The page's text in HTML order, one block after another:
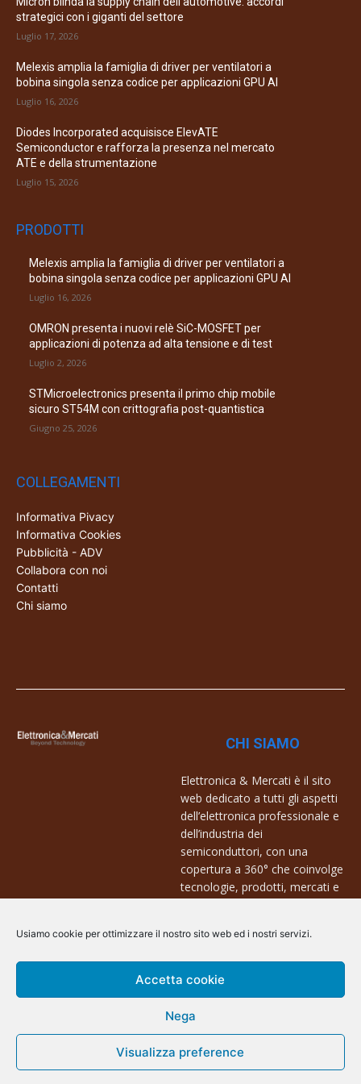
Usiamo cookie per ottimizzare il nostro sito web ed i nostri servizi.
Accetta cookie
Nega
Visualizza preference
strategici con i giganti del settore
Luglio 17, 2026
Melexis amplia la famiglia di driver per ventilatori a
bobina singola senza codice per applicazioni GPU AI
Luglio 16, 2026
Diodes Incorporated acquisisce ElevATE
Semiconductor e rafforza la presenza nel mercato
ATE e della strumentazione
Luglio 15, 2026
PRODOTTI
Melexis amplia la famiglia di driver per ventilatori a
bobina singola senza codice per applicazioni GPU AI
Luglio 16, 2026
OMRON presenta i nuovi relè SiC-MOSFET per
applicazioni di potenza ad alta tensione e di test
Luglio 2, 2026
STMicroelectronics presenta il primo chip mobile
sicuro ST54M con crittografia post-quantistica
Giugno 25, 2026
COLLEGAMENTI
Informativa Pivacy
Informativa Cookies
Pubblicità - ADV
Collabora con noi
Contatti
Chi siamo
CHI SIAMO
Elettronica & Mercati è il sito
web dedicato a tutti gli aspetti
dell’elettronica professionale e
dell’industria dei
semiconduttori, con una
copertura a 360° che coinvolge
tecnologie, prodotti, mercati e
Contatti:
@ArsCommunication 2023